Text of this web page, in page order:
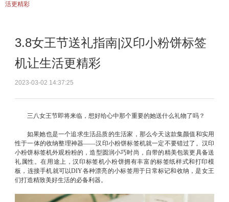
活更精彩
3.8女王节送礼指南|汉印小粉饼标签
机让生活更精彩
2023-03-02 14:37:25
三八女王节即将来临，想好给心中那个重要的她送什么礼物了吗？
如果她也是一个追求生活品质的生活家，那么今天这款集颜值和实用
性于一体的收纳整理神器——汉印小粉饼标签机就一定不要错过了。汉印
小粉饼标签机外观粉粉的，造型圆润小巧时尚，自带的精美包装更具备送
礼属性。在用途上，汉印标签机小粉饼拥有丰富的标签纸样式和打印模
板，连接手机就可以DIY各种漂亮的小标签用于日常标记和收纳，是女王
们打造精致美好生活的必备利器。